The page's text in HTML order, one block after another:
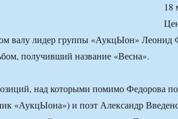
18
валу лидер группы «АукцЫон» Леонид
получивший название «Весна».
над которыми помимо Федорова
«АукцЫона») и поэт Александр